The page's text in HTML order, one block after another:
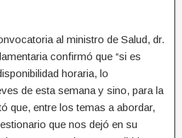
al ministro de Salud, dr.
confirmó que “si es
horaria, lo
de esta semana y sino, para la
que, entre los temas a abordar,
que nos dejó en su